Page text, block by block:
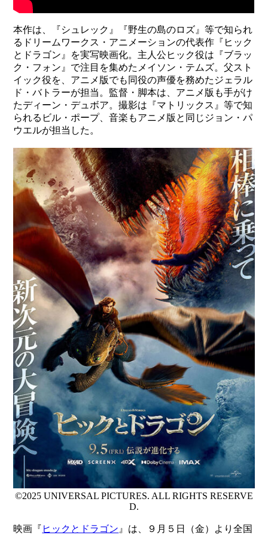
本作は、『シュレック』『野生の島のロズ』等で知られ
るドリームワークス・アニメーションの代表作『ヒック
とドラゴン』を実写映画化。主人公ヒック役は『ブラッ
ク・フォン』で注目を集めたメイソン・テムズ。父スト
イック役を、アニメ版でも同役の声優を務めたジェラル
ド・バトラーが担当。監督・脚本は、アニメ版も手がけ
たディーン・デュボア。撮影は『マトリックス』等で知
られるビル・ポープ、音楽もアニメ版と同じジョン・パ
ウエルが担当した。
©2025 UNIVERSAL PICTURES. ALL RIGHTS RESERVE
D.
映画『 ヒックとドラゴン 』は、９月５日（金）より全国